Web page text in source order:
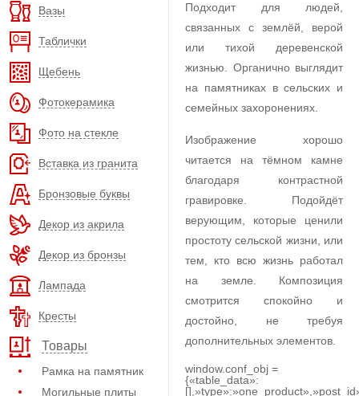
Вазы
Таблички
Щебень
Фотокерамика
Фото на стекле
Вставка из гранита
Бронзовые буквы
Декор из акрила
Декор из бронзы
Лампада
Кресты
Товары
Рамка на памятник
Могильные плиты
Подходит для людей,
связанных с землёй, верой
или тихой деревенской
жизнью. Органично выглядит
на памятниках в сельских и
семейных захоронениях.
Изображение хорошо
читается на тёмном камне
благодаря контрастной
гравировке. Подойдёт
верующим, которые ценили
простоту сельской жизни, или
тем, кто всю жизнь работал
на земле. Композиция
смотрится спокойно и
достойно, не требуя
дополнительных элементов.
window.conf_obj =
{«table_data»: